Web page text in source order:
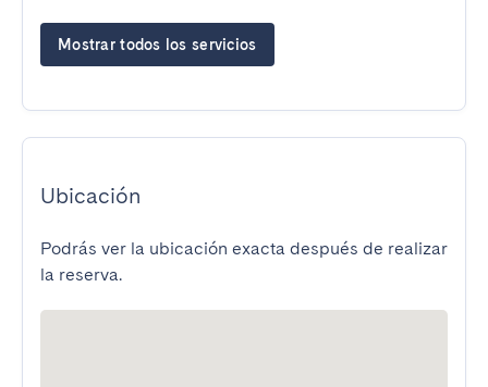
Mostrar todos los servicios
Ubicación
Podrás ver la ubicación exacta después de realizar
la reserva.